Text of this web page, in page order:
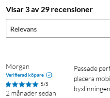
Visar 3 av 29 recensioner
Relevans
Morgan
Verifierad köpare
5/5
2 månader sedan
Passade perfekt och det blev lättare att
placera